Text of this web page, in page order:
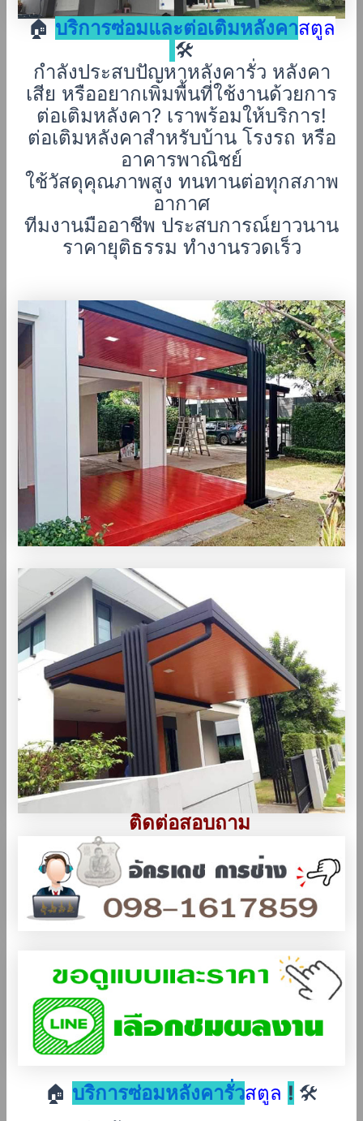
🏠 บริการซ่อมและต่อเติมหลังคาสตูล
🛠️
กำลังประสบปัญหาหลังคารั่ว หลังคา
เสีย หรืออยากเพิ่มพื้นที่ใช้งานด้วยการ
ต่อเติมหลังคา? เราพร้อมให้บริการ!
ต่อเติมหลังคาสำหรับบ้าน โรงรถ หรือ
อาคารพาณิชย์
ใช้วัสดุคุณภาพสูง ทนทานต่อทุกสภาพ
อากาศ
ทีมงานมืออาชีพ ประสบการณ์ยาวนาน
ราคายุติธรรม ทำงานรวดเร็ว
ติดต่อสอบถาม
🏠 บริการซ่อมหลังคารั่วสตูล ! 🛠️